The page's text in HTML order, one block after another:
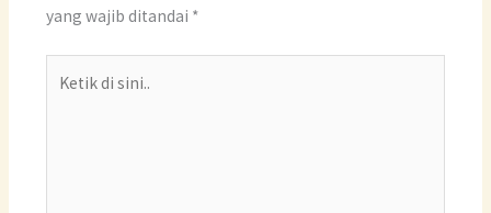
yang wajib ditandai *